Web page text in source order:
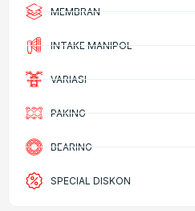
MEMBRAN
INTAKE MANIPOL
VARIASI
PAKING
BEARING
SPECIAL DISKON